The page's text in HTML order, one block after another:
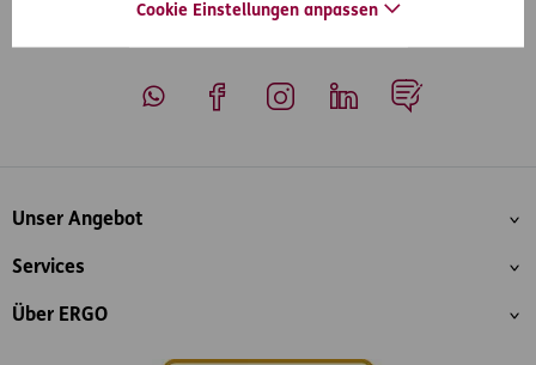
Cookie Einstellungen anpassen
Inhaltsübersicht
Unser Angebot
Services
Über ERGO